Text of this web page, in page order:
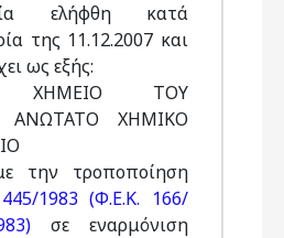
ελήφθη κατά
της 11.12.2007 και
ως εξής:
ΧΗΜΕΙΟ ΤΟΥ
ΑΝΩΤΑΤΟ ΧΗΜΙΚΟ
την τροποποίηση
1983 (Φ.Ε.Κ. 166/
σε εναρμόνιση